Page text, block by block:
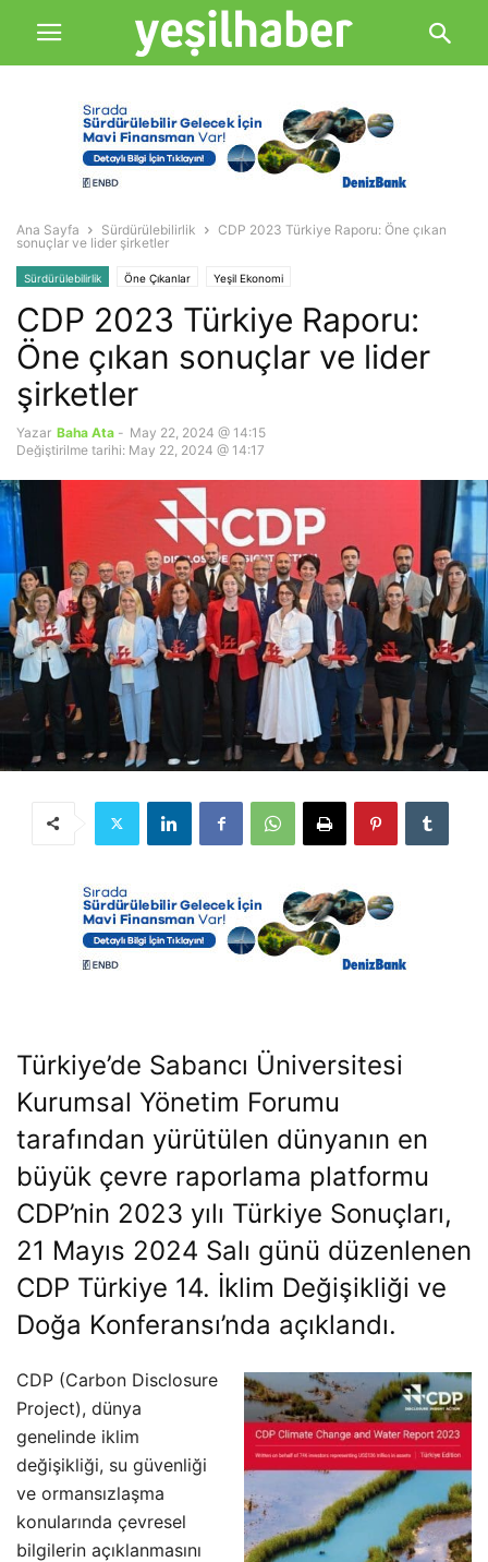
Ana Sayfa Sürdürülebilirlik
CDP 2023 Türkiye Raporu: Öne çıkan
sonuçlar ve lider şirketler
Sürdürülebilirlik Öne Çıkanlar Yeşil Ekonomi
CDP 2023 Türkiye Raporu:
Öne çıkan sonuçlar ve lider
şirketler
Yazar Baha Ata - May 22, 2024 @ 14:15
Değiştirilme tarihi: May 22, 2024 @ 14:17
Türkiye’de Sabancı Üniversitesi
Kurumsal Yönetim Forumu
tarafından yürütülen dünyanın en
büyük çevre raporlama platformu
CDP’nin 2023 yılı Türkiye Sonuçları,
21 Mayıs 2024 Salı günü düzenlenen
CDP Türkiye 14. İklim Değişikliği ve
Doğa Konferansı’nda açıklandı.
CDP (Carbon Disclosure
Project), dünya
genelinde iklim
değişikliği, su güvenliği
ve ormansızlaşma
konularında çevresel
bilgilerin açıklanmasını